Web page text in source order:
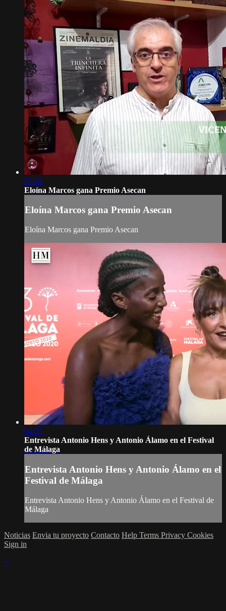
02:34
Eloína Marcos gana Premio Asecan
Eloína Marcos gana Premio Asecan
Eloína Marcos gana Premio Asecan
04:57
Entrevista Antonio Hens y Antonio Álamo en el Festival
de Málaga
Entrevista Antonio Hens y Antonio Álamo en el
Festival de Málaga
Entrevista Antonio Hens y Antonio Álamo en el Festival de
Málaga
Noticias Envia tu proyecto Contacto Help Terms Privacy Cookies
Sign in
×